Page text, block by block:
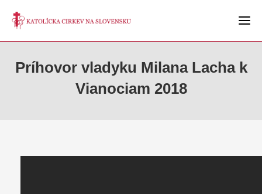
Príhovor vladyku Milana Lacha k
Vianociam 2018